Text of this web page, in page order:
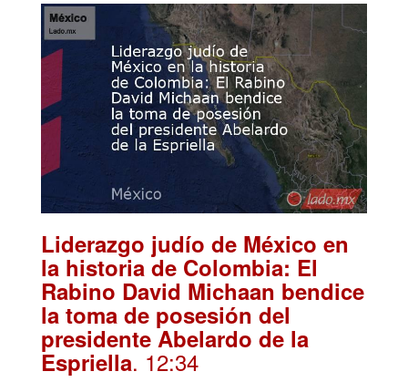
Liderazgo judío de México en
la historia de Colombia: El
Rabino David Michaan bendice
la toma de posesión del
presidente Abelardo de la
Espriella. 12:34